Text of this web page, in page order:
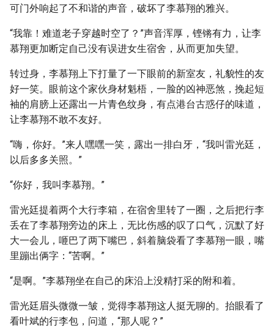
可门外响起了不和谐的声音，破坏了李慕翔的雅兴。
“我靠！难道老子穿越时空了？”声音浑厚，铿锵有力，让李
慕翔更加断定自己没有误进女生宿舍，从而更加失望。
转过身，李慕翔上下打量了一下眼前的新室友，礼貌性的友
好一笑。眼前这个家伙身材魁梧，一脸的凶神恶煞，挽起短
袖的肩膀上还露出一片青色纹身，有点港台古惑仔的味道，
让李慕翔不敢不友好。
“嗨，你好。”来人嘿嘿一笑，露出一排白牙，“我叫雷光廷，
以后多多关照。”
“你好，我叫李慕翔。”
雷光廷提着两个大行李箱，在宿舍里转了一圈，之后把行李
丢在了李慕翔旁边的床上，无比伤感的叹了口气，沉默了好
大一会儿，咂巴了两下嘴巴，斜着脑袋看了李慕翔一眼，嘴
里蹦出俩字：“苦啊。”
“是啊。”李慕翔坐在自己的床沿上没精打采的附和着。
雷光廷眉头微微一皱，觉得李慕翔这人挺无聊的。抬眼看了
看叶斌的行李包，问道，“那人呢？”